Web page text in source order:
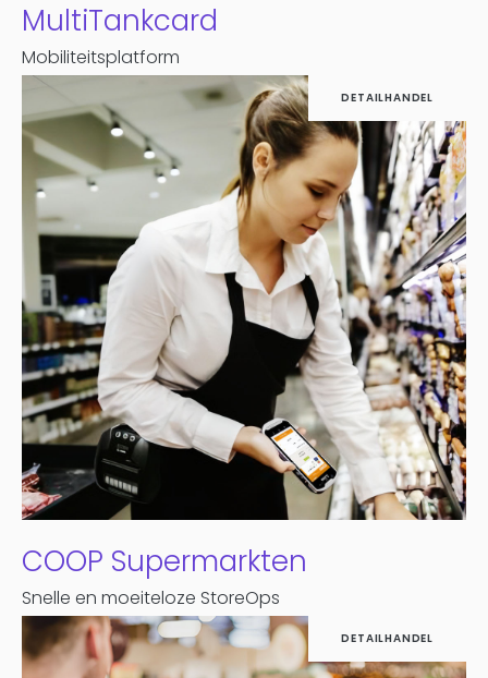
MultiTankcard
Mobiliteitsplatform
DETAILHANDEL
COOP Supermarkten
Snelle en moeiteloze StoreOps
DETAILHANDEL